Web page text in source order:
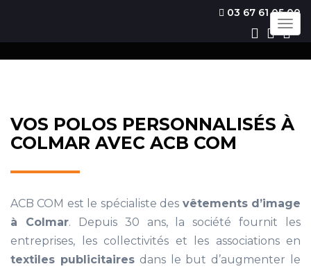
03 67 61 05 00
VOS POLOS PERSONNALISÉS À
COLMAR AVEC ACB COM
ACB COM est le spécialiste des vêtements d’image
à Colmar. Depuis 30 ans, la société fournit les
entreprises, les collectivités et les associations en
textiles publicitairesdans le but d’augmenter le